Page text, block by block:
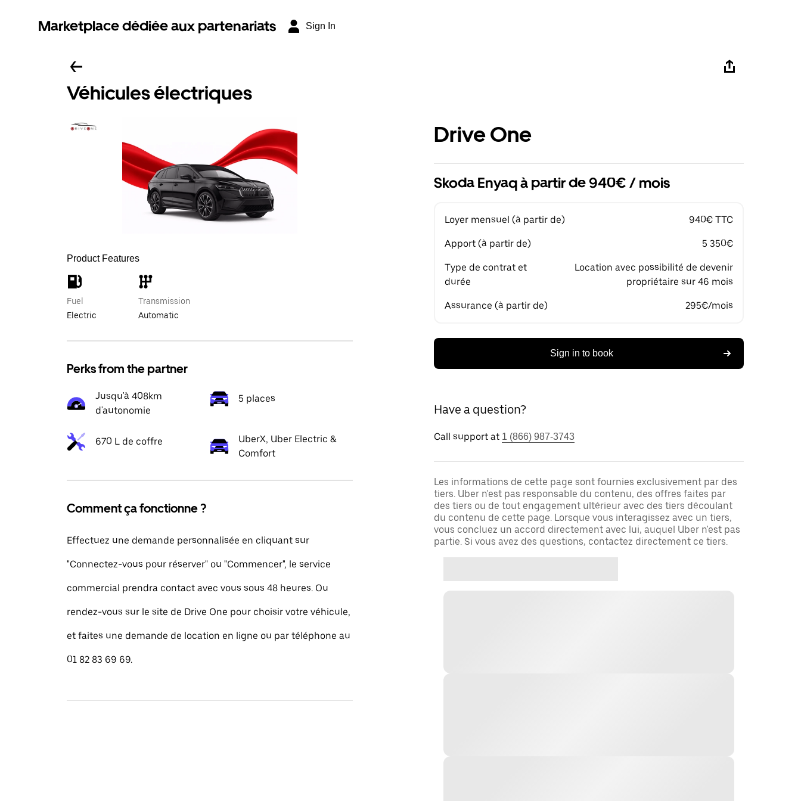
Marketplace dédiée aux partenariats Sign In
Véhicules électriques
Product Features
Fuel
Electric
Transmission
Automatic
Perks from the partner
Jusqu'à 408km
d'autonomie
5 places
670 L de coffre
UberX, Uber Electric &
Comfort
Comment ça fonctionne ?
Effectuez une demande personnalisée en cliquant sur
"Connectez-vous pour réserver" ou "Commencer", le service
commercial prendra contact avec vous sous 48 heures. Ou
rendez-vous sur le site de Drive One pour choisir votre véhicule,
et faites une demande de location en ligne ou par téléphone au
01 82 83 69 69.
Drive One
Skoda Enyaq à partir de 940€ / mois
Loyer mensuel (à partir de) 940€ TTC
Apport (à partir de) 5 350€
Type de contrat et
durée
Location avec possibilité de devenir
propriétaire sur 46 mois
Assurance (à partir de) 295€/mois
Sign in to book
Have a question?
Call support at 1 (866) 987-3743
Les informations de cette page sont fournies exclusivement par des
tiers. Uber n'est pas responsable du contenu, des offres faites par
des tiers ou de tout engagement ultérieur avec des tiers découlant
du contenu de cette page. Lorsque vous interagissez avec un tiers,
vous concluez un accord directement avec lui, auquel Uber n'est pas
partie. Si vous avez des questions, contactez directement ce tiers.